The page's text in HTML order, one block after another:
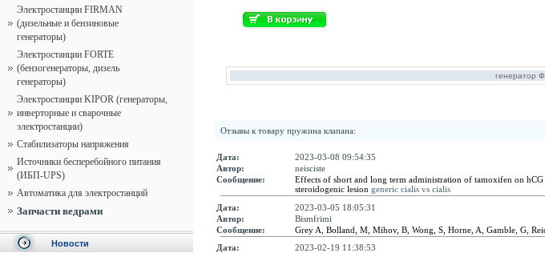
Электростанции FIRMAN
(дизельные и бензиновые
генераторы)
Электростанции FORTE
(бензогенераторы, дизель
генераторы)
Электростанции KIPOR (генераторы,
инверторные и сварочные
электростанции)
Стабилизаторы напряжения
Источники бесперебойного питания
(ИБП-UPS)
Автоматика для электростанций
Запчасти ведрами
Новости
генератор
Отзывы к товару пружина клапана:
Дата:
2023-03-08 09:54:35
Автор:
neisciste
Сообщение:
Effects of short and long term administration of tamoxifen on
steroidogenic lesion generic cialis vs cialis
Дата:
2023-03-05 18:05:31
Автор:
Bismfrimi
Сообщение:
Grey A, Bolland, M, Mihov, B, Wong, S, Horne, A, Gamble, G,
Дата:
2023-02-19 11:38:53